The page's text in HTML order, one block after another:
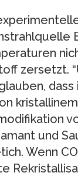
zersetzt.
und
Wenn